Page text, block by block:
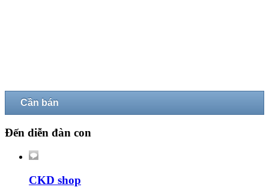
Cần bán
Đến diễn đàn con
CKD shop